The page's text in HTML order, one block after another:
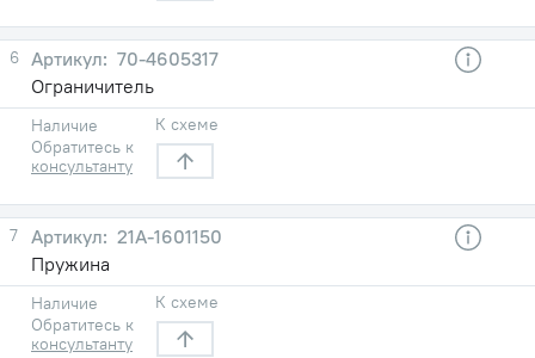
6
70-4605317
Ограничитель
Наличие
Обратитесь к
консультанту
К схеме
7
21A-1601150
Пружина
Наличие
Обратитесь к
консультанту
К схеме